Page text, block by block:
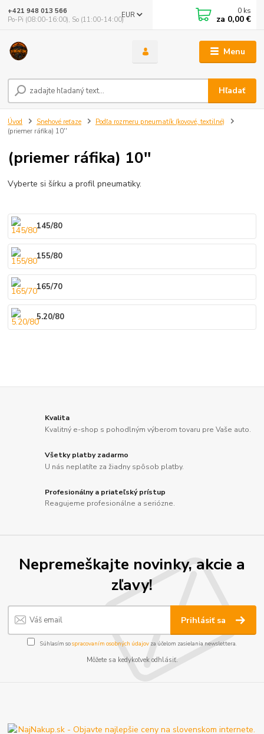
Menu
EUR
Hľadať
+421 948 013 566
Po-Pi (08:00-16:00), So (11:00-14:00)
0 ks
za 0,00 €
Úvod Snehové reťaze
Podľa rozmeru pneumatík (kovové, textilné)
(priemer ráfika) 10''
(priemer ráfika) 10''
Vyberte si šírku a profil pneumatiky.
145/80
155/80
165/70
5.20/80
Kvalita
Kvalitný e-shop s pohodlným výberom tovaru pre Vaše auto.
Všetky platby zadarmo
U nás neplatíte za žiadny spôsob platby.
Profesionálny a priateľský prístup
Reagujeme profesionálne a seriózne.
Nepremeškajte novinky, akcie a
zľavy!
Prihlásiť sa
Súhlasím sospracovaním osobných údajov za účelom zasielania newslettera.
Môžete sa kedykoľvek odhlásiť.